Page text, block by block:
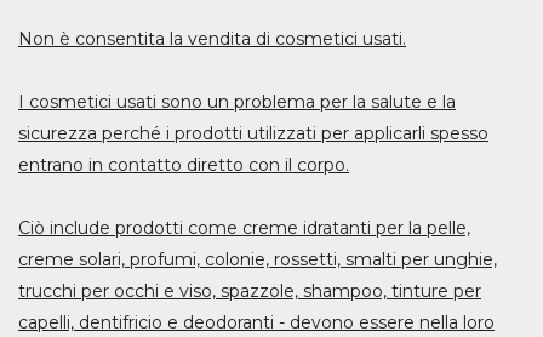
Non è consentita la vendita di cosmetici usati.
I cosmetici usati sono un problema per la salute e la
sicurezza perché i prodotti utilizzati per applicarli spesso
entrano in contatto diretto con il corpo.
Ciò include prodotti come creme idratanti per la pelle,
creme solari, profumi, colonie, rossetti, smalti per unghie,
trucchi per occhi e viso, spazzole, shampoo, tinture per
capelli, dentifricio e deodoranti - devono essere nella loro